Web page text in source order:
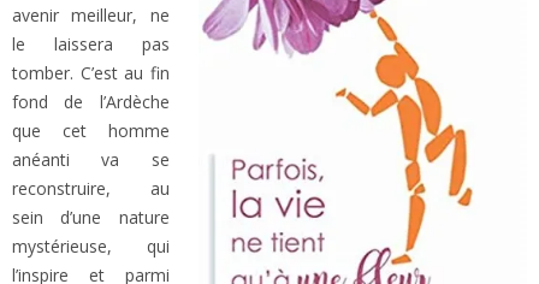
avenir meilleur, ne
le laissera pas
tomber. C’est au fin
fond de l’Ardèche
que cet homme
anéanti va se
reconstruire, au
sein d’une nature
mystérieuse, qui
l’inspire et parmi